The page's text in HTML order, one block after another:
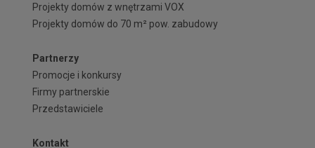
Projekty domów z wnętrzami VOX
Projekty domów do 70 m² pow. zabudowy
Partnerzy
Promocje i konkursy
Firmy partnerskie
Przedstawiciele
Kontakt